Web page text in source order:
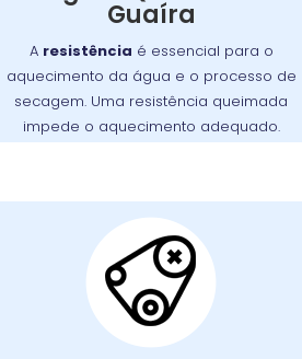
Guaíra
A resistência é essencial para o
aquecimento da água e o processo de
secagem. Uma resistência queimada
impede o aquecimento adequado.
pode ocorrer por desgaste, sobrecarga
ou acúmulo de fiapos. Substituir a
resistência é crucial para restabelecer a
função de secagem.
Correia do Tambor
Desgastada: